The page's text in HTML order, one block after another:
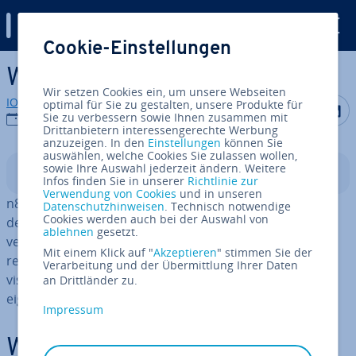
Zum Haupt­in­halt springen
Was ist n8n?
IONOS Redaktion
08.04.2026
Auf Auf
In­halts­ver­zeich­nis
n8n ist eine Workflow-Au­to­ma­ti­sie­rungs­platt­form, mit
der Sie Apps, Da­ten­quel­len und Prozesse mit­ein­an­der
verbinden und wie­der­keh­ren­de Aufgaben au­to­ma­ti­sie­
ren können. Dabei kom­bi­niert das Low-Code-Tool eine
visuelle Ober­flä­che mit der Mög­lich­keit, bei Bedarf
eigenen Code ein­zu­bau­en.
Was sind die An­wen­dungs­ge­
Cookie-Einstellungen
Wir setzen Cookies ein, um unsere Webseiten
optimal für Sie zu gestalten, unsere Produkte für
Sie zu verbessern sowie Ihnen zusammen mit
Drittanbietern interessengerechte Werbung
anzuzeigen. In den Einstellungen können Sie
auswählen, welche Cookies Sie zulassen wollen,
sowie Ihre Auswahl jederzeit ändern. Weitere
Infos finden Sie in unserer Richtlinie zur
Verwendung von Cookies und in unseren
Datenschutzhinweisen. Technisch notwendige
Cookies werden auch bei der Auswahl von
ablehnen gesetzt.
Mit einem Klick auf "Akzeptieren" stimmen Sie der
Verarbeitung und der Übermittlung Ihrer Daten
an Drittländer zu.
Impressum